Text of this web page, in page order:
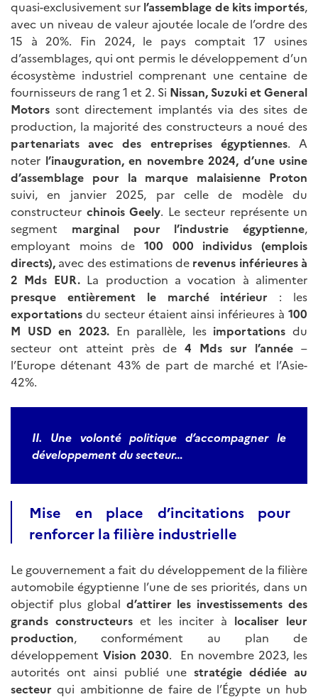
quasi-exclusivement sur l’assemblage de kits importés,
avec un niveau de valeur ajoutée locale de l’ordre des
15 à 20%. Fin 2024, le pays comptait 17 usines
d’assemblages, qui ont permis le développement d’un
écosystème industriel comprenant une centaine de
fournisseurs de rang 1 et 2. Si Nissan, Suzuki et General
Motors sont directement implantés via des sites de
production, la majorité des constructeurs a noué des
partenariats avec des entreprises égyptiennes. A
noter l’inauguration, en novembre 2024, d’une usine
d’assemblage pour la marque malaisienne Proton
suivi, en janvier 2025, par celle de modèle du
constructeur chinois Geely. Le secteur représente un
segment marginal pour l’industrie égyptienne,
employant moins de 100
000 individus (emplois
directs), avec des estimations de revenus inférieures à
2 Mds EUR.La production a vocation à alimenter
presque entièrement le marché intérieur : les
exportations du secteur étaient ainsi inférieures à 100
M USD en 2023.En parallèle, les importations du
secteur ont atteint près de 4 Mds sur l’année –
l’Europe détenant 43% de part de marché et l’Asie-
42%.
II. Une volonté politique d’accompagner le
développement du secteur…
Mise en place d’incitations pour
renforcer la filière industrielle
Le gouvernement a fait du développement de la filière
automobile égyptienne l’une de ses priorités, dans un
objectif plus global d’attirer les investissements des
grands constructeurset les inciter à localiser leur
production, conformément au plan de
développement Vision 2030. En novembre 2023, les
autorités ont ainsi publié une stratégie dédiée au
secteur qui ambitionne de faire de l’Égypte un hub